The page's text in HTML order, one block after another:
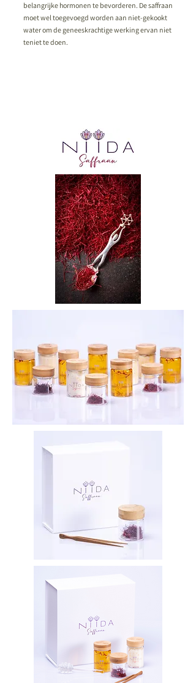
belangrijke hormonen te bevorderen. De saffraan
moet wel toegevoegd worden aan niet-gekookt
water om de geneeskrachtige werking ervan niet
teniet te doen.